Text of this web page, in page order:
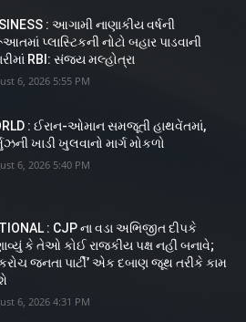
: આગામી નાણાકીય વર્ષની
પ્લાસ્ટિકની નોટો બહાર પાડવાની
RBI: સંજય મલ્હોત્રા
6, 2026 5:55 PM
: ઈરાન-ઓમાન સમજૂતી હાથવેંતમાં,
ખાડી ખુલવાનો માર્ગ મોકળો
6, 2026 5:40 PM
: CJP ના વડા અભિજીત દીપકે
કે તેઓ કોઈ રાજકીય પક્ષ નહીં બનાવે;
જનતા પાર્ટી’ એક દબાણ જૂથ તરીકે કામ
6, 2026 4:31 PM